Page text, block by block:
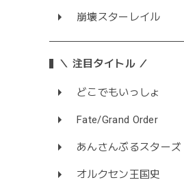
崩壊スターレイル
＼ 注目タイトル ／
どこでもいっしょ
Fate/Grand Order
あんさんぶるスターズ
オルクセン王国史